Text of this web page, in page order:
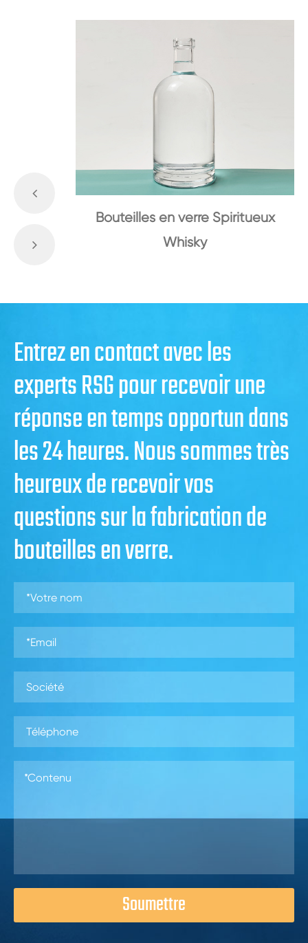
Bouteilles en verre Spiritueux
Whisky
Entrez en contact avec les
experts RSG pour recevoir une
réponse en temps opportun dans
les 24 heures. Nous sommes très
heureux de recevoir vos
questions sur la fabrication de
bouteilles en verre.
Soumettre